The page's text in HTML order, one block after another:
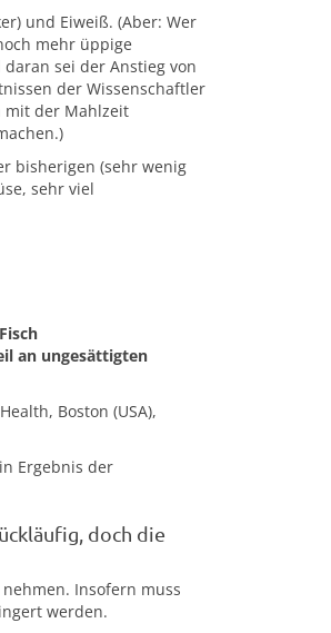
und Eiweiß. (Aber: Wer
mehr üppige
sei der Anstieg von
der Wissenschaftler
mit der Mahlzeit
bisherigen (sehr wenig
sehr viel
an ungesättigten
Boston (USA),
Ergebnis der
doch die
Insofern muss
werden.